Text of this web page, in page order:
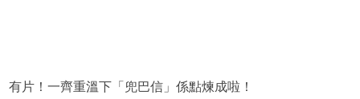
有片！一齊重溫下「兜巴信」係點煉成啦！